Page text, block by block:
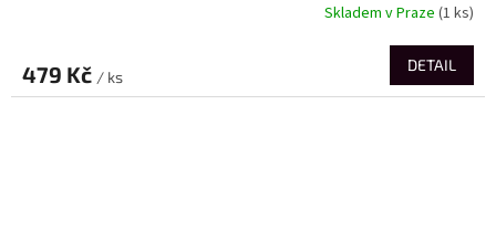
Skladem v Praze (1 ks)
479 Kč / ks
DETAIL